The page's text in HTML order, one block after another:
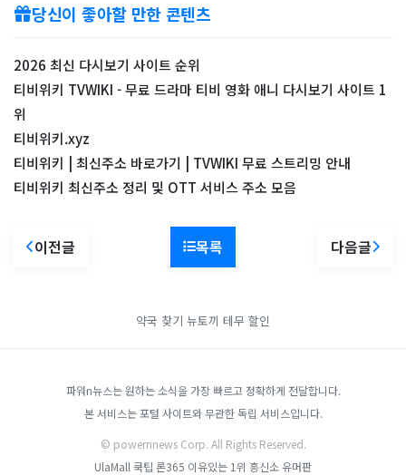
당신이 좋아할 만한 콘텐츠
2026 최신 다시보기 사이트 순위
티비위키 TVWIKI - 무료 드라마 티비 영화 애니 다시보기 사이트 1
위
티비위키.xyz
티비위키 | 최신주소 바로가기 | TVWIKI 무료 스트리밍 안내
티비위키 최신주소 정리 및 OTT 서비스 주소 모음
이전글 목록 다음글
약국 찾기 뉴토끼 테무 할인
파워n뉴스는 원하는 소식을 가장 빠르고 정확하게 전달합니다.
본 서비스는 포털 사이트와 무관한 독립 서비스입니다.
© powernnews Corp. All Rights Reserved.
UlaMall 쿡팁 론365 이유있는 1위 흥신소유머판